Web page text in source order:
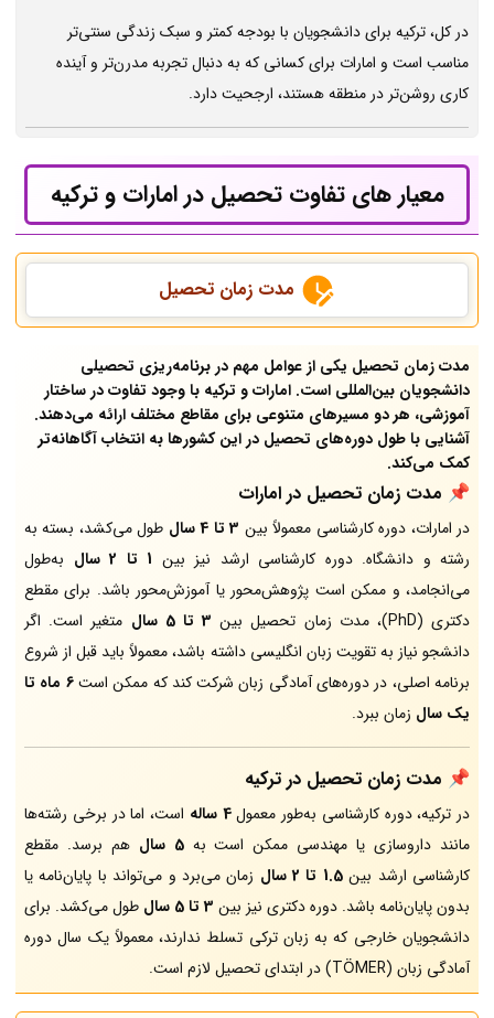
در کل، ترکیه برای دانشجویان با بودجه کمتر و سبک زندگی سنتی‌تر
مناسب است و امارات برای کسانی که به دنبال تجربه مدرن‌تر و آینده
کاری روشن‌تر در منطقه هستند، ارجحیت دارد.
معیار های تفاوت تحصیل در امارات و ترکیه
مدت زمان تحصیل
مدت زمان تحصیل یکی از عوامل مهم در برنامه‌ریزی تحصیلی
دانشجویان بین‌المللی است. امارات و ترکیه با وجود تفاوت در ساختار
آموزشی، هر دو مسیرهای متنوعی برای مقاطع مختلف ارائه می‌دهند.
آشنایی با طول دوره‌های تحصیل در این کشورها به انتخاب آگاهانه‌تر
کمک می‌کند.
📌 مدت زمان تحصیل در امارات
در امارات، دوره کارشناسی معمولاً بین 3 تا 4 سال
طول می‌کشد، بسته به
رشته و دانشگاه. دوره کارشناسی ارشد نیز بین 1 تا 2 سال
به‌طول
می‌انجامد، و ممکن است پژوهش‌محور یا آموزش‌محور باشد. برای مقطع
دکتری (PhD)، مدت زمان تحصیل بین
3 تا 5 سال
متغیر است. اگر
دانشجو نیاز به تقویت زبان انگلیسی داشته باشد، معمولاً باید قبل از شروع
برنامه اصلی، در دوره‌های آمادگی زبان شرکت کند که ممکن است 6 ماه تا
یک سال زمان ببرد.
📌 مدت زمان تحصیل در ترکیه
در ترکیه، دوره کارشناسی به‌طور معمول4 ساله
است، اما در برخی رشته‌ها
مانند داروسازی یا مهندسی ممکن است به5 سال
هم برسد. مقطع
کارشناسی ارشد بین1.5 تا 2 سال
زمان می‌برد و می‌تواند با پایان‌نامه یا
بدون پایان‌نامه باشد. دوره دکتری نیز بین 3 تا 5 سال
طول می‌کشد. برای
دانشجویان خارجی که به زبان ترکی تسلط ندارند، معمولاً یک سال دوره
آمادگی زبان (TÖMER) در ابتدای تحصیل لازم است.